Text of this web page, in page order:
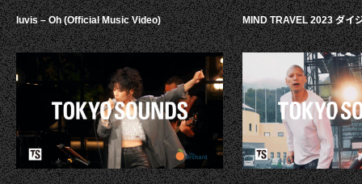
luvis – Oh (Official Music Video) MIND TRAVEL 2023 ダイ